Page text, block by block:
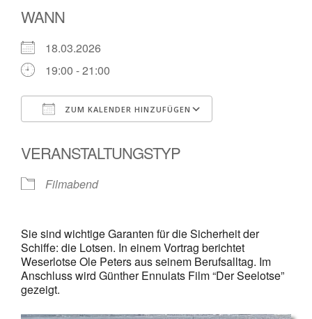
WANN
18.03.2026
19:00 - 21:00
ZUM KALENDER HINZUFÜGEN
VERANSTALTUNGSTYP
Filmabend
Sie sind wichtige Garanten für die Sicherheit der
Schiffe: die Lotsen. In einem Vortrag berichtet
Weserlotse Ole Peters aus seinem Berufsalltag. Im
Anschluss wird Günther Ennulats Film “Der Seelotse”
gezeigt.